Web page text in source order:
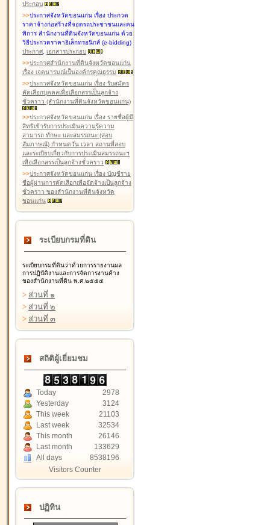
ประกอบ
>>ประกาศจังหวัดขอนแก่น เรื่อง ประกวด
ราคาจ้างก่อสร้างที่จอดรถประชาชนและคน
พิการ สำนักงานที่ดินจังหวัดขอนแก่น ด้วย
วิธีประกวดราคาอิเล็กทรอนิกส์ (e-bidding)
ประกาศ, เอกสารประกอบ
>>ประกาศสำนักงานที่ดินจังหวัดขอนแก่น
เรื่อง เจตนารมณ์เป็นองค์กรคุณธรรม
>>ประกาศจังหวัดขอนแก่น เรื่อง รับสมัคร
คัดเลือกบุคคลเพื่อเลือกสรรเป็นลูกจ้าง
ชั่วคราว (สำนักงานที่ดินจังหวัดขอนแก่น)
>>ประกาศจังหวัดขอนแก่น เรื่อง รายชื่อผู้มี
สิทธิเข้ารับการประเมินความรู้ความ
สามารถ ทักษะ และสมรรถนะ (สอบ
สัมภาษณ์) กำหนดวัน เวลา สถานที่สอบ
และระเบียบเกี่ยวกับการประเมินสมรรถนะฯ
เพื่อเลือกสรรเป็นลูกจ้างชั่วคราว
>>ประกาศจังหวัดขอนแก่น เรื่อง บัญชีราย
ชื่อผู้ผ่านการคัดเลือกเพื่อจัดจ้างเป็นลูกจ้าง
ชั่วคราว ของสำนักงานที่ดินจังหวัด
ขอนแก่น
ระเบียบกรมที่ดิน
ระเบียบกรมที่ดินว่าด้วยการรายงานผล
การปฏิบัติงานและการจัดการงานค้าง
ของสำนักงานที่ดิน พ.ศ.๒๕๕๕
> ส่วนที่ ๑
> ส่วนที่ ๒
> ส่วนที่ ๓
สถิติผู้เยี่ยมชม
Today
2978
Yesterday
3124
This week
21103
Last week
32534
This month
26146
Last month
133629
All days
8538196
Visitors Counter
ปฏิทิน